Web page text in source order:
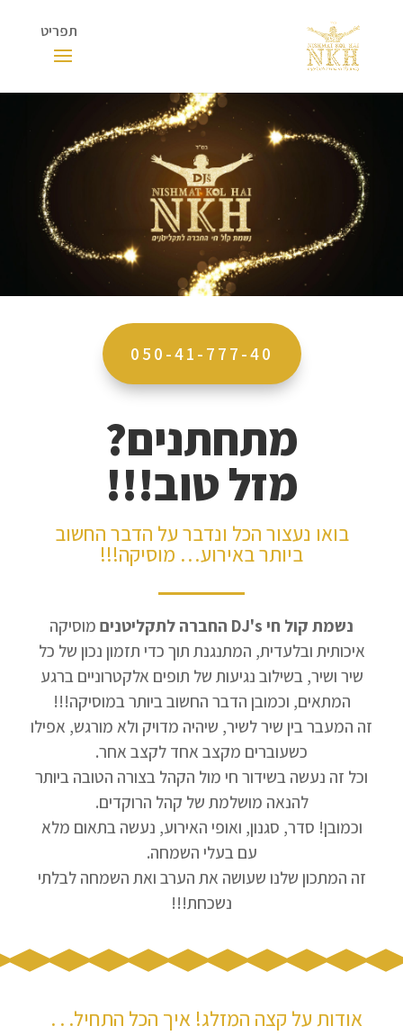
050-41-777-40
מתחתנים?
מזל טוב!!!
בואו נעצור הכל ונדבר על הדבר החשוב
ביותר באירוע… מוסיקה!!!
נשמת קול חי DJ's החברה לתקליטנים
מוסיקה
איכותית ובלעדית, המתנגנת תוך כדי תזמון נכון של כל
שיר ושיר, בשילוב נגיעות של תופים אלקטרוניים ברגע
המתאים, וכמובן הדבר החשוב ביותר במוסיקה!!!
זה המעבר בין שיר לשיר, שיהיה מדויק ולא מורגש, אפילו
כשעוברים מקצב אחד לקצב אחר.
וכל זה נעשה בשידור חי מול הקהל בצורה הטובה ביותר
להנאה מושלמת של קהל הרוקדים.
וכמובן! סדר, סגנון, ואופי האירוע, נעשה בתאום מלא
עם בעלי השמחה.
זה המתכון שלנו שעושה את הערב ואת השמחה לבלתי
נשכחת!!!
אודות על קצה המזלג! איך הכל התחיל. . .